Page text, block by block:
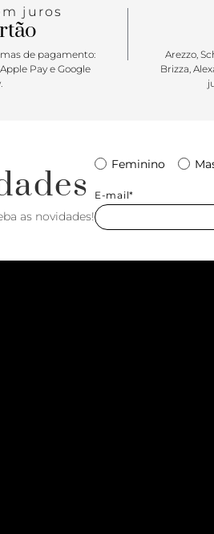
juros
de pagamento:
Pay e Google
Arezzo,
Brizza,
as novidades!
Feminino
E-mail*